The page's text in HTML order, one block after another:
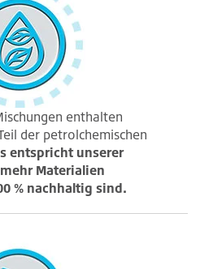
enthalten
der petrolchemischen
entspricht unserer
Materialien
% nachhaltig sind.